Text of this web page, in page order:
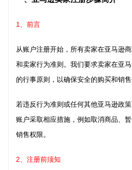
1、前言
从账户注册开始，所有卖家在亚马逊
和卖家行为准则。我们要求卖家在亚
的行事原则，以确保安全的购买和销售
若违反行为准则或任何其他亚马逊政
账户采取相应措施，例如取消商品、
销售权限。
2、注册前须知